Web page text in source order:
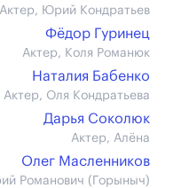
Актер, Юрий Кондратьев
Фёдор Гуринец
Актер, Коля Романюк
Наталия Бабенко
Актер, Оля Кондратьева
Дарья Соколюк
Актер, Алёна
Олег Масленников
Романович (Горыныч)